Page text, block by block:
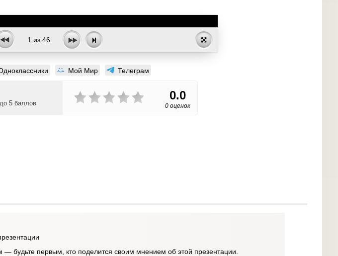
1 из 46
Мой Мир Телеграм
5 баллов
0.0
0 оценок
— будьте первым, кто поделится своим мнением об этой презентации.